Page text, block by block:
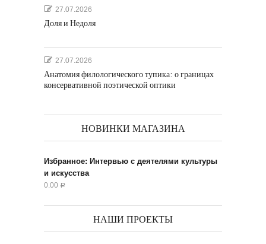
27.07.2026
Доля и Недоля
27.07.2026
Анатомия филологического тупика: о границах
консервативной поэтической оптики
НОВИНКИ МАГАЗИНА
Избранное: Интервью с деятелями культуры
и искусства
0.00 Р
НАШИ ПРОЕКТЫ